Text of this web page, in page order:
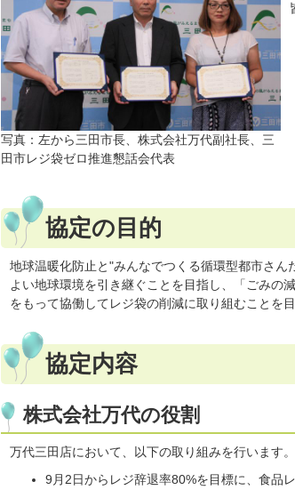
写真：左から三田市長、株式会社万代副社長、三
田市レジ袋ゼロ推進懇話会代表
協定の目的
地球温暖化防止と"みんなでつくる循環型都市さ
よい地球環境を引き継ぐことを目指し、「ごみの
をもって協働してレジ袋の削減に取り組むことを
協定内容
株式会社万代の役割
万代三田店において、以下の取り組みを行います。
9月2日からレジ辞退率80%を目標に、食品